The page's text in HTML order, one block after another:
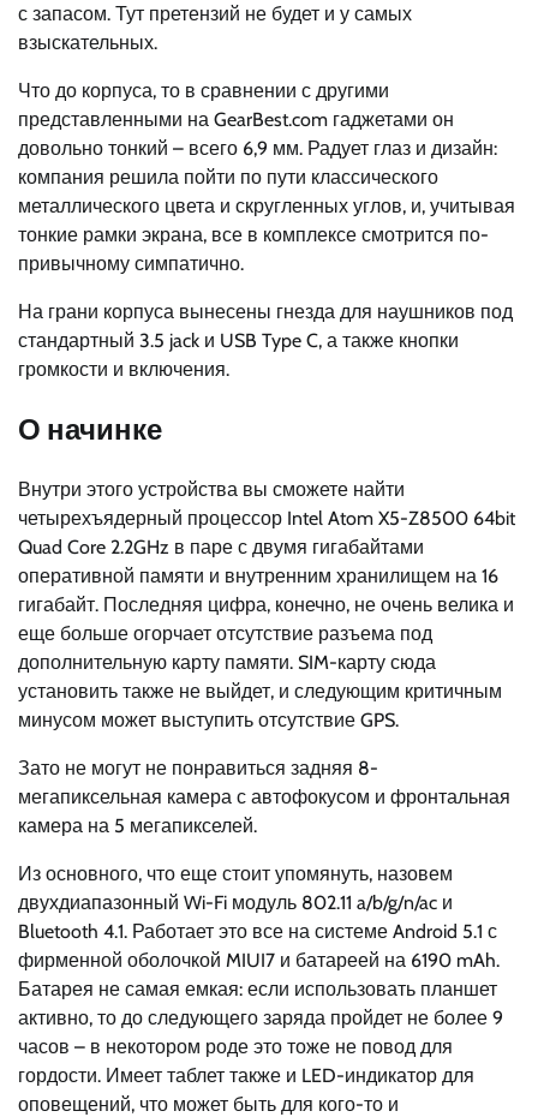
с запасом. Тут претензий не будет и у самых
взыскательных.
Что до корпуса, то в сравнении с другими
представленными на GearBest.com гаджетами он
довольно тонкий – всего 6,9 мм. Радует глаз и дизайн:
компания решила пойти по пути классического
металлического цвета и скругленных углов, и, учитывая
тонкие рамки экрана, все в комплексе смотрится по-
привычному симпатично.
На грани корпуса вынесены гнезда для наушников под
стандартный 3.5 jack и USB Type C, а также кнопки
громкости и включения.
О начинке
Внутри этого устройства вы сможете найти
четырехъядерный процессор Intel Atom X5-Z8500 64bit
Quad Core 2.2GHz в паре с двумя гигабайтами
оперативной памяти и внутренним хранилищем на 16
гигабайт. Последняя цифра, конечно, не очень велика и
еще больше огорчает отсутствие разъема под
дополнительную карту памяти. SIM-карту сюда
установить также не выйдет, и следующим критичным
минусом может выступить отсутствие GPS.
Зато не могут не понравиться задняя 8-
мегапиксельная камера с автофокусом и фронтальная
камера на 5 мегапикселей.
Из основного, что еще стоит упомянуть, назовем
двухдиапазонный Wi-Fi модуль 802.11 a/b/g/n/ac и
Bluetooth 4.1. Работает это все на системе Android 5.1 с
фирменной оболочкой MIUI7 и батареей на 6190 mAh.
Батарея не самая емкая: если использовать планшет
активно, то до следующего заряда пройдет не более 9
часов – в некотором роде это тоже не повод для
гордости. Имеет таблет также и LED-индикатор для
оповещений, что может быть для кого-то и